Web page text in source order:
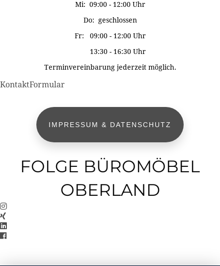
Mi: 09:00 - 12:00 Uhr
Do: geschlossen
Fr: 09:00 - 12:00 Uhr
13:30 - 16:30 Uhr
Terminvereinbarung jederzeit möglich.
KontaktFormular
IMPRESSUM & DATENSCHUTZ
FOLGE BÜROMÖBEL
OBERLAND